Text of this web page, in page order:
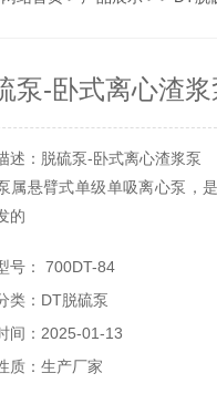
泵-卧式离心渣浆
述：脱硫泵-卧式离心渣浆泵
属悬臂式单级单吸离心泵，
的
号： 700DT-84
类：DT脱硫泵
间：2025-01-13
质：生产厂家